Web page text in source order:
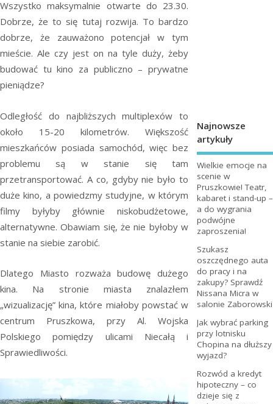
Wszystko maksymalnie otwarte do 23.30.
Dobrze, że to się tutaj rozwija. To bardzo
dobrze, że zauważono potencjał w tym
mieście. Ale czy jest on na tyle duży, żeby
budować tu kino za publiczno – prywatne
pieniądze?
Odległość do najbliższych multiplexów to
około 15-20 kilometrów. Większość
mieszkańców posiada samochód, więc bez
problemu są w stanie się tam
przetransportować. A co, gdyby nie było to
duże kino, a powiedzmy studyjne, w którym
filmy byłyby głównie niskobudżetowe,
alternatywne. Obawiam się, że nie byłoby w
stanie na siebie zarobić.
Dlatego Miasto rozważa budowę dużego
kina. Na stronie miasta znalazłem
„wizualizację” kina, które miałoby powstać w
centrum Pruszkowa, przy Al. Wojska
Polskiego pomiędzy ulicami Niecałą i
Sprawiedliwości.
Najnowsze
artykuły
Wielkie emocje na
scenie w
Pruszkowie! Teatr,
kabaret i stand-up –
a do wygrania
podwójne
zaproszenia!
Szukasz
oszczędnego auta
do pracy i na
zakupy? Sprawdź
Nissana Micra w
salonie Zaborowski
Jak wybrać parking
przy lotnisku
Chopina na dłuższy
wyjazd?
Rozwód a kredyt
hipoteczny – co
dzieje się z